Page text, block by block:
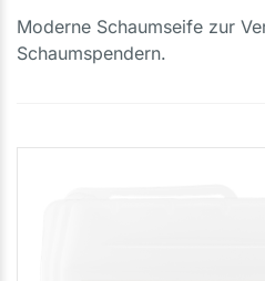
Moderne Schaumseife zur
Schaumspendern.